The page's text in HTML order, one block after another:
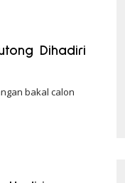
Dihadiri
bakal calon